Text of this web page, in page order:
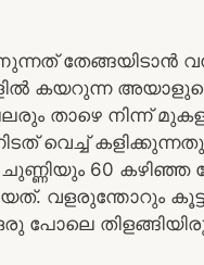
തേങ്ങയിടാൻ
കയറുന്ന
താഴെ നിന്ന്
വെച്ച്
60
വളരുന്തോറും
പോലെ